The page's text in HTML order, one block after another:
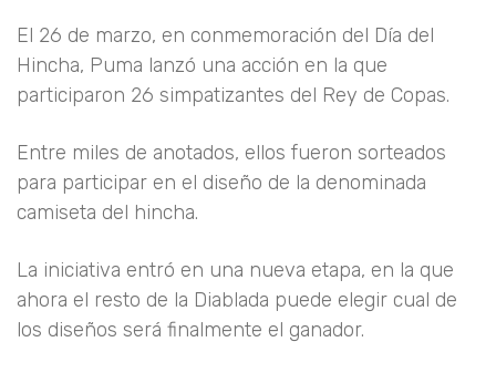
El 26 de marzo, en conmemoración del Día del
Hincha, Puma lanzó una acción en la que
participaron 26 simpatizantes del Rey de Copas.
Entre miles de anotados, ellos fueron sorteados
para participar en el diseño de la denominada
camiseta del hincha.
La iniciativa entró en una nueva etapa, en la que
ahora el resto de la Diablada puede elegir cual de
los diseños será finalmente el ganador.